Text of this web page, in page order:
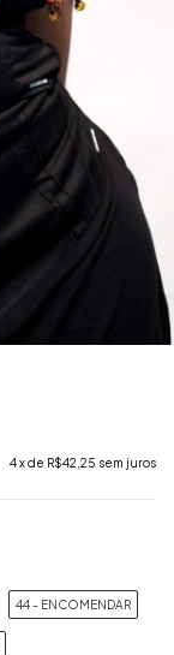
4x de R$42,25 sem juros
44 - ENCOMENDAR